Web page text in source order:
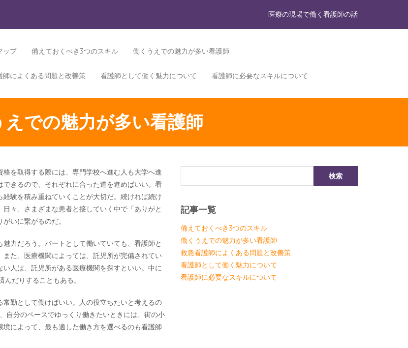
医療の現場で働く看護師の話
ップ 備えておくべき3つのスキル 働くうえでの魅力が多い看護師
師によくある問題と改善策 看護師として働く魅力について 看護師に必要なスキルについて
えでの魅力が多い看護師
を取得する際には、専門学校へ進む人も大学へ進
きるので、それぞれに合った道を進めばいい。看
験を積み重ねていくことが大切だ。続ければ続け
々、さまざまな患者と接していく中で「ありがと
いに繋がるのだ。
力だろう。パートとして働いていても、看護師と
た、医療機関によっては、託児所が完備されてい
人は、託児所がある医療機関を探すといい。中に
だりすることもある。
勤として働けばいい。人の役立ちたいと考えるの
自分のペースでゆっくり働きたいときには、街の小
によって、最も適した働き方を選べるのも看護師
記事一覧
備えておくべき3つのスキル
働くうえでの魅力が多い看護師
救急看護師によくある問題と改善策
看護師として働く魅力について
看護師に必要なスキルについて